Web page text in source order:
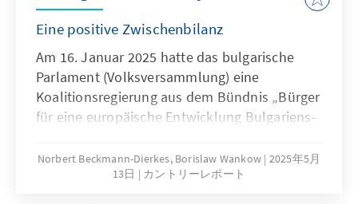
Kauf, dass Belarus seine Souveränität immer
weiter verliert. Sicherheitspolitisch ist das
„Abkommen über Sicherheitsgarantien im
Unionsstaat“, ratifiziert Anfang des Jahres in
Moskau, eine weitere Eskalationsstufe. Es
ermöglicht unter anderem militärische
welche in zwei Minuten Vilnius erreichen
können. Russland braucht das Regime im
Eine positive Zwischenbilanz
Am 16. Januar 2025 hatte das bulgarische
Parlament (Volksversammlung) eine
Koalitionsregierung aus dem Bündnis „Bürger
für eine europäische Entwicklung Bulgariens-
beide EVP), der „Bulgarischen Sozialistischen
Partei-Vereinte Linke“ (BSP-OL), der Partei „Es
Norbert Beckmann-Dierkes, Borislaw Wankow 2025年5月
13日
カントリーレポート